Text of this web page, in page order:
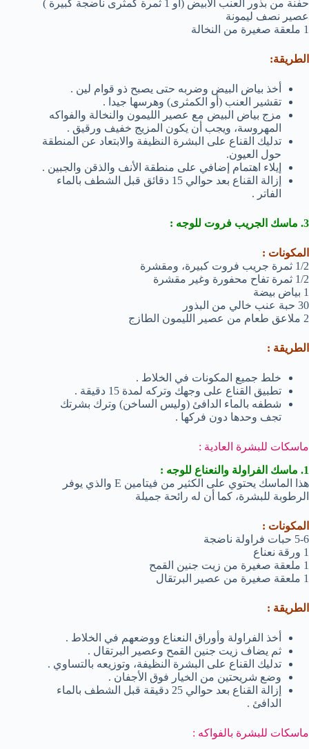
حفنة من بذور العنب الأبيض (أو 1 ثمرة كمثرى ناضجة كبيرة )
عصير نصف ليمونة
1 ملعقة صغيرة من النخالة
الطريقة:
أخذ بياض البيض وضربه حتى يصبح ذو قوام لين .
تقشير العنب (أو الكمثرى) وهرسها جيدا .
مزج بياض البيض مع عصير الليمون والنخالة والفواكه
المهروسة، ويجب أن يكون المزيج خفيف ورقيق .
تدليك القناع على البشرة النظيفة والابتعاد عن المنطقة
حول العيون.
إيلاء اهتمام إضافي على منطقة الأنف والذقن والجبين .
إزالة القناع بعد حوالي 15 دقائق قبل الشطف بالماء
الفاتر .
3. ماسك الجريب فروت للوجه :
المكونات :
1/2 ثمرة جريب فروت كبيرة، ومقشرة
1/2 ثمرة تفاح محفورة وغير مقشرة
1 بياض بيضة
30 حبة عنب خالي من البذور
2 ملاعق طعام من عصير الليمون الطازج
الطريقة :
خلط جميع المكونات في الخلاط .
تطبيق القناع على وجهك وتركه لمدة 15 دقيقة .
شطفه بالماء الدافئ (وليس الساخن) وترك بشرتك
تجف وحدها دون فركها .
ماسكات للبشرة العادية :
1. ماسك الفراولة والنعناع للوجه :
هذا الماسك يحتوي على الكثير من فيتامين E والذي يوفر
الرطوبة للبشرة، كما أن له رائحة جميلة
المكونات :
5-6 حبات فراولة ناضجة
1 ورقة نعناع
1 ملعقة صغيرة من زيت جنين القمح
1 ملعقة صغيرة من عصير البرتقال
الطريقة :
أخذ الفراولة وأوراق النعناع ووضعهم في الخلاط .
ثم يضاف زيت جنين القمح وعصير البرتقال .
تدليك القناع على البشرة النظيفة، وتوزيعه بالتساوي .
وضع شريحتين من الخيار فوق الأجفان .
إزالة القناع بعد حوالي 25 دقيقة قبل الشطف بالماء
الدافئ .
ماسكات للبشرة بالفواكه :